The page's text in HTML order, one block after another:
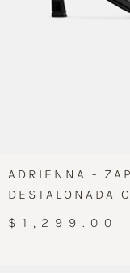
ADRIENNA -
DESTALONADA
$1,299.00